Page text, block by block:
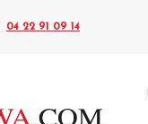
04 22 91 09 14